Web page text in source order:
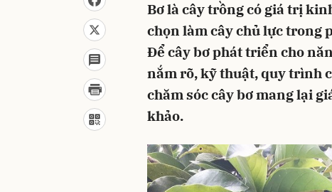
Bơ là cây trồng có giá trị
chọn làm cây chủ lực trong
Để cây bơ phát triển cho
nắm rõ, kỹ thuật, quy trình
chăm sóc cây bơ mang lại
khảo.